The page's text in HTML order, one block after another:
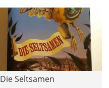
Die Seltsamen